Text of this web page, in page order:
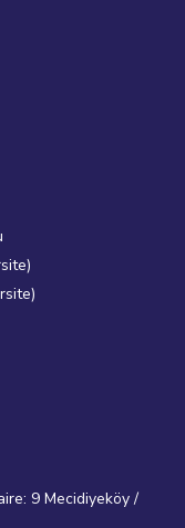
9 Mecidiyeköy /